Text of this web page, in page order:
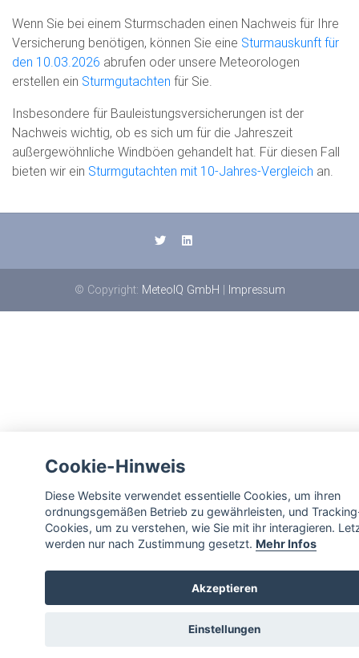
Wenn Sie bei einem Sturmschaden einen Nachweis für Ihre
Versicherung benötigen, können Sie eine Sturmauskunft für
den 10.03.2026 abrufen oder unsere Meteorologen
erstellen ein Sturmgutachten für Sie.
Insbesondere für Bauleistungsversicherungen ist der
Nachweis wichtig, ob es sich um für die Jahreszeit
außergewöhnliche Windböen gehandelt hat. Für diesen Fall
bieten wir ein Sturmgutachten mit 10-Jahres-Vergleich an.
© Copyright: MeteoIQ GmbH | Impressum
Cookie-Hinweis
Diese Website verwendet essentielle Cookies, um ihren
ordnungsgemäßen Betrieb zu gewährleisten, und
Cookies, um zu verstehen, wie Sie mit ihr interagieren.
werden nur nach Zustimmung gesetzt. Mehr Infos
Akzeptieren
Einstellungen